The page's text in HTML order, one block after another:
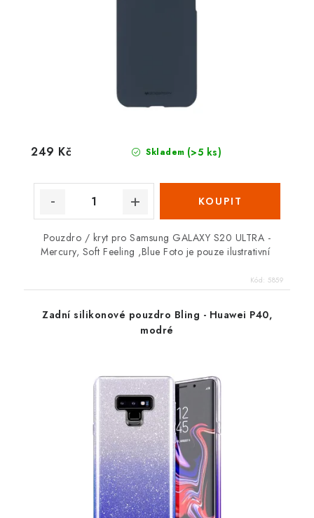
Skladem (>5 ks)
249 Kč
Pouzdro / kryt pro Samsung GALAXY S20 ULTRA -
Mercury, Soft Feeling ,Blue Foto je pouze ilustrativní
Kód: 5859
Zadní silikonové pouzdro Bling - Huawei P40,
modré